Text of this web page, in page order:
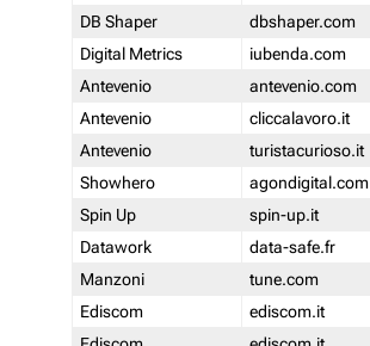
DB Shaper
dbshaper.com
Digital Metrics
iubenda.com
Antevenio
antevenio.com
Antevenio
cliccalavoro.it
Antevenio
turistacurioso.it
Showhero
agondigital.com
Spin Up
spin-up.it
Datawork
data-safe.fr
Manzoni
tune.com
Ediscom
ediscom.it